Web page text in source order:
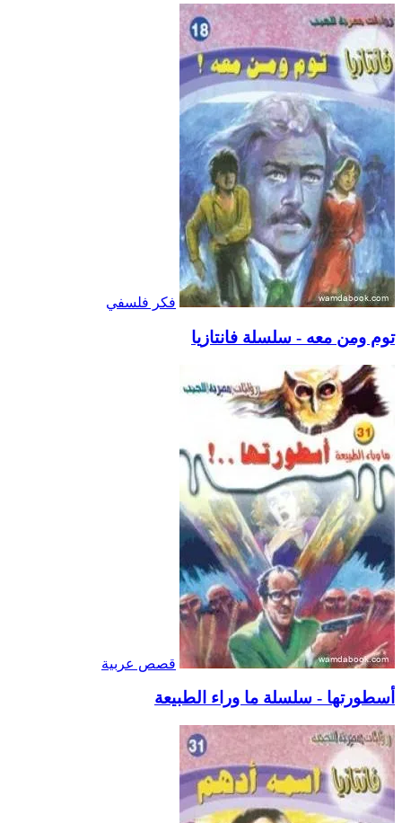
فكر فلسفي
توم ومن معه - سلسلة فانتازيا
قصص عربية
أسطورتها - سلسلة ما وراء الطبيعة